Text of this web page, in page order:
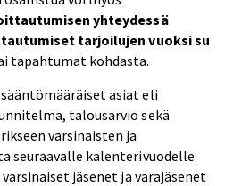
yhteydessä
tarjoilujen vuoksi su
tapahtumat kohdasta.
asiat eli
talousarvio sekä
varsinaisten ja
seuraavalle kalenterivuodelle
jäsenet ja varajäsenet